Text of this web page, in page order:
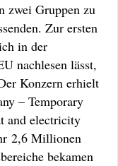
zwei Gruppen zu
Zur ersten
in der
nachlesen lässt,
Konzern erhielt
– Temporary
and electricity
2,6 Millionen
bekamen